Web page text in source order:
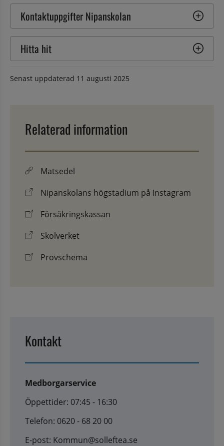
Kontaktuppgifter Nipanskolan
Hitta hit
Senast uppdaterad 11 augusti 2025
Relaterad information
Matsedel
Nipanskolans högstadium på Instagram
Försäkringskassan
Skolverket
Provschema
Kontakt
Medborgarservice
Öppettider: 07:45 - 16:30
Telefon: 0620 - 68 20 00
E-post: Kommun@solleftea.se